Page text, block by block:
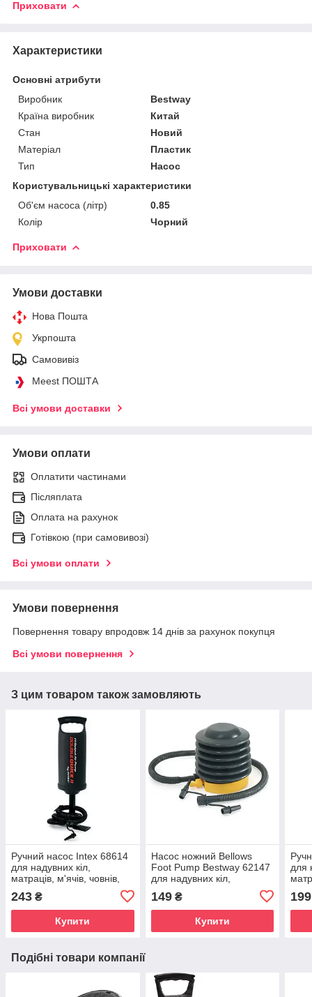
Приховати
Характеристики
Основні атрибути
Виробник
Bestway
Країна виробник
Китай
Стан
Новий
Матеріал
Пластик
Тип
Насос
Користувальницькі характеристики
Об'єм насоса (літр)
0.85
Колір
Чорний
Приховати
Умови доставки
Нова Пошта
Укрпошта
Самовивіз
Meest ПОШТА
Всі умови доставки
Умови оплати
Оплатити частинами
Післяплата
Оплата на рахунок
Готівкою (при самовивозі)
Всі умови оплати
Умови повернення
Повернення товару впродовж 14 днів за рахунок покупця
Всі умови повернення
З цим товаром також замовляють
Ручний насос Intex 68614
для надувних кіл,
матраців, м'ячів, човнів,
243 ₴
Купити
Насос ножний Bellows
Foot Pump Bestway 62147
для надувних кіл,
басейнів - 28 см
149₴
Купити
для
199
Подібні товари компанії